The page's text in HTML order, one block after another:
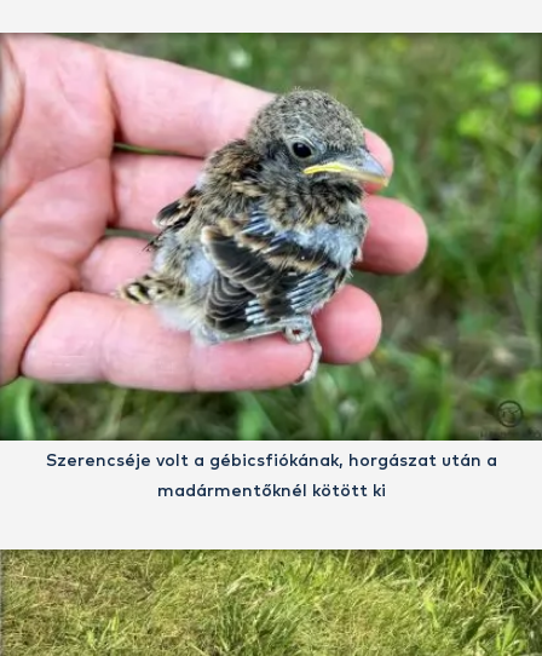
Szerencséje volt a gébicsfiókának, horgászat után a
madármentőknél kötött ki